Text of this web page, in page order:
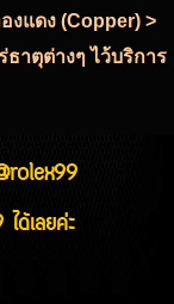
งแดง (Copper) >
ธาตุต่างๆ ไว้บริการ
ด้เลยค่ะ